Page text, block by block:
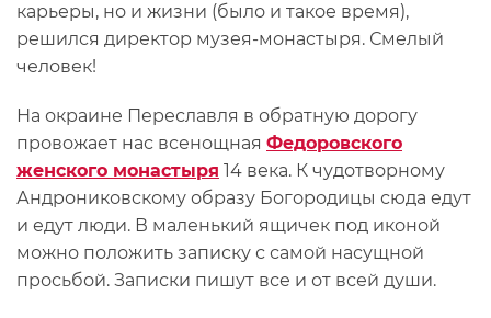
карьеры, но и жизни (было и такое время),
решился директор музея-монастыря. Смелый
человек!
На окраине Переславля в обратную дорогу
провожает нас всенощная Федоровского
женского монастыря 14 века. К чудотворному
Андрониковскому образу Богородицы сюда едут
и едут люди. В маленький ящичек под иконой
можно положить записку с самой насущной
просьбой. Записки пишут все и от всей души.